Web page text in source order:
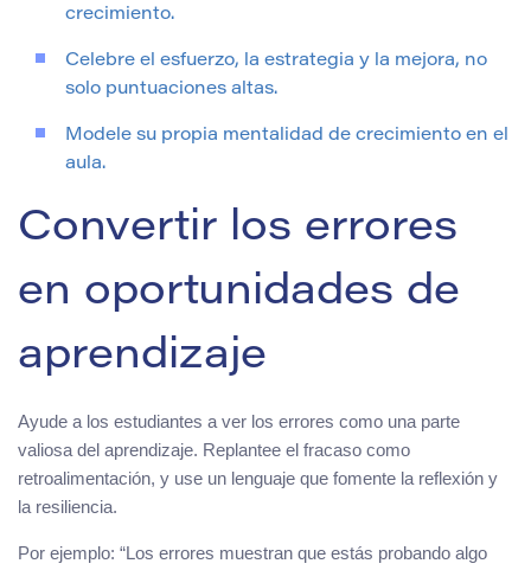
crecimiento.
Celebre el esfuerzo, la estrategia y la mejora, no
solo puntuaciones altas.
Modele su propia mentalidad de crecimiento en el
aula.
Convertir los errores
en oportunidades de
aprendizaje
Ayude a los estudiantes a ver los errores como una parte
valiosa del aprendizaje. Replantee el fracaso como
retroalimentación, y use un lenguaje que fomente la reflexión y
la resiliencia.
Por ejemplo: “Los errores muestran que estás probando algo